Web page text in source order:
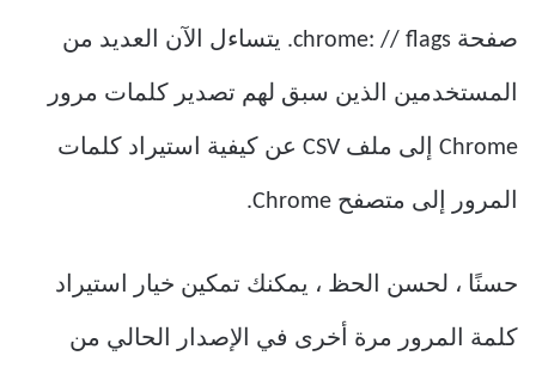
صفحة chrome: // flags. يتساءل الآن العديد من
المستخدمين الذين سبق لهم تصدير كلمات مرور
Chrome إلى ملف CSV عن كيفية استيراد كلمات
المرور إلى متصفح Chrome.
حسنًا ، لحسن الحظ ، يمكنك تمكين خيار استيراد
كلمة المرور مرة أخرى في الإصدار الحالي من